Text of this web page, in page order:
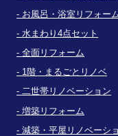
お風呂・浴室リフォー
水まわり4点セット
全面リフォーム
1階・まるごとリノベ
二世帯リノベーション
増築リフォーム
減築・平屋リノベーシ